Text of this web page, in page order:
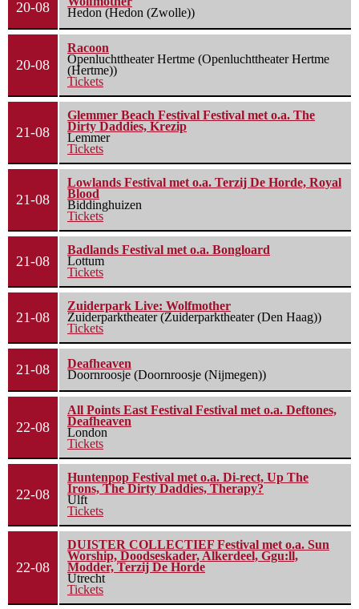
20-08
Hedon (Hedon (Zwolle))
20-08
Racoon
Openluchttheater Hertme (Openluchttheater Hertme
(Hertme))
Tickets
21-08
Glemmer Beach Festival Festival met o.a. The
Dirty Daddies, Krezip
Lemmer
Tickets
21-08
Lowlands Festival met o.a. Terzij De Horde, Royal
Blood
Biddinghuizen
Tickets
21-08
Badlands Festival met o.a. Bongloard
Lottum
Tickets
21-08
Zuiderpark Live: Wolfmother
Zuiderparktheater (Zuiderparktheater (Den Haag))
Tickets
21-08
Deafheaven
Doornroosje (Doornroosje (Nijmegen))
22-08
All Points East Festival Festival met o.a. Deftones,
Deafheaven
London
Tickets
22-08
Huntenpop Festival met o.a. Di-rect, Up The
Irons, The Dirty Daddies, Therapy?
Ulft
Tickets
22-08
DUISTER COLLECTIEF Festival met o.a. Sun
Worship, Doodseskader, Alkerdeel, Ggu:ll,
Modder, Terzij De Horde
Utrecht
Tickets